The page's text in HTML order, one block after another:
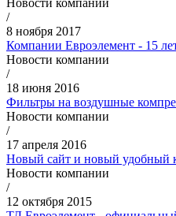
/
8 ноября 2017
Компании Евроэлемент - 15
Новости компании
/
18 июня 2016
Фильтры на воздушные
Новости компании
/
17 апреля 2016
Новый сайт и новый удобный
Новости компании
/
12 октября 2015